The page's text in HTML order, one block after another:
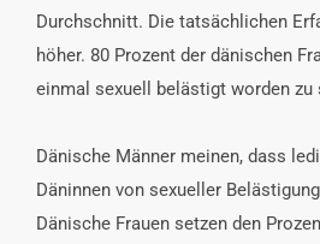
Durchschnitt. Die tatsächlichen
höher. 80 Prozent der dänischen
einmal sexuell belästigt worden zu
Dänische Männer meinen, dass
Däninnen von sexueller
Dänische Frauen setzen den